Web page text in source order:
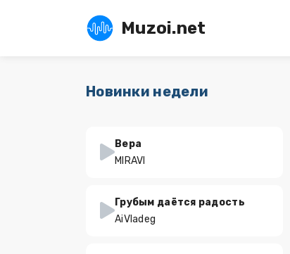
Muzoi.net
Новинки недели
Вера
MIRAVI
Грубым даётся радость
AiVladeg